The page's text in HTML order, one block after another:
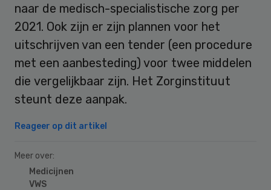
naar de medisch-specialistische zorg per
2021. Ook zijn er zijn plannen voor het
uitschrijven van een tender (een procedure
met een aanbesteding) voor twee middelen
die vergelijkbaar zijn. Het Zorginstituut
steunt deze aanpak.
Reageer op dit artikel
Meer over:
Medicijnen
VWS